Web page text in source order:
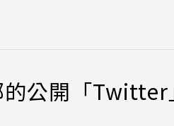
公開「Twitter